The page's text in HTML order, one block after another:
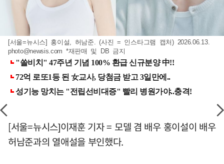
[서울=뉴시스] 홍이설, 허남준. (사진 = 인스타그램 캡처) 2026.06.13.
photo@newsis.com *재판매 및 DB 금지
[서울=뉴시스]이재훈 기자 = 모델 겸 배우 홍이설이 배우
허남준과의 열애설을 부인했다.